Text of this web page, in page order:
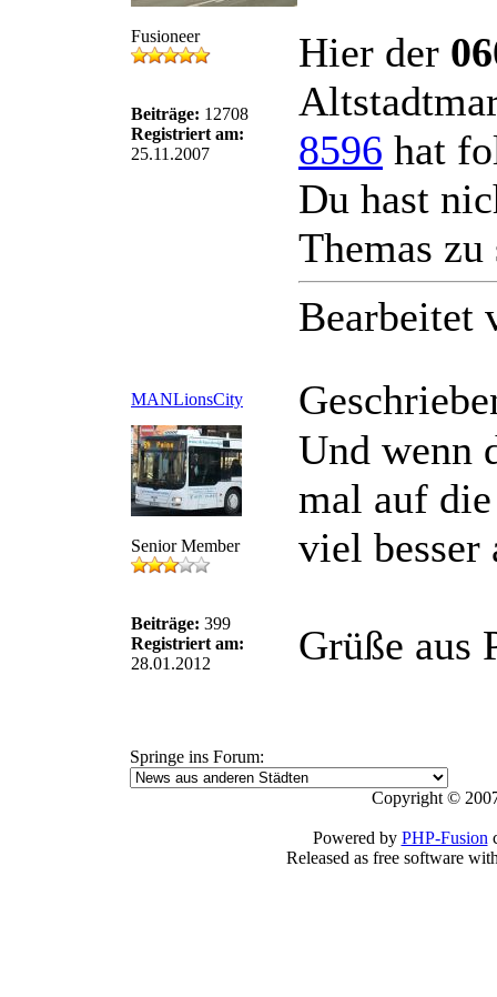
Fusioneer
Beiträge: 12708
Registriert am:
25.11.2007
Hier der
8596 hat
Du hast
Themas zu
Bearbeitet
MANLionsCity
Senior Member
Beiträge: 399
Registriert am:
28.01.2012
Und wenn
mal auf
viel
Grüße aus
Springe ins Forum:
Copyright ©
Powered by PHP-Fusion
Released as free software